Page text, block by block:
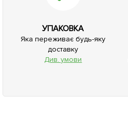
УПАКОВКА
Яка переживає будь-яку
доставку
Див. умови